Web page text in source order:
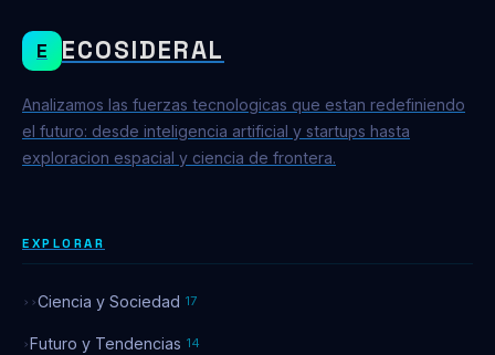
E ECOSIDERAL
Analizamos las fuerzas tecnologicas que estan redefiniendo
el futuro: desde inteligencia artificial y startups hasta
exploracion espacial y ciencia de frontera.
EXPLORAR
Ciencia y Sociedad 17
Futuro y Tendencias 14